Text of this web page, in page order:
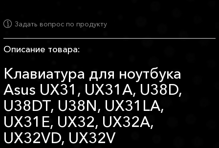
Задать вопрос по продукту
Описание товара:
Клавиатура для ноутбука
Asus UX31, UX31A, U38D,
U38DT, U38N, UX31LA,
UX31E, UX32, UX32A,
UX32VD, UX32V